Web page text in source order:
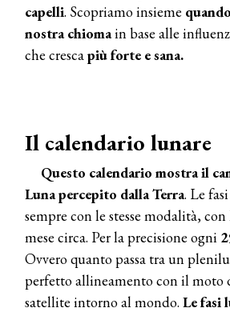
capelli. Scopriamo insieme
nostra chiomain base alle
che crescapiù forte e sana.
Il calendario lunare
Questo calendario mostra il
Luna percepito dalla Terra. Le
sempre con le stesse modalità,
mese circa. Per la precisione ogni
Ovvero quanto passa tra un
perfetto allineamento con il moto
satellite intorno al mondo. Le fasi